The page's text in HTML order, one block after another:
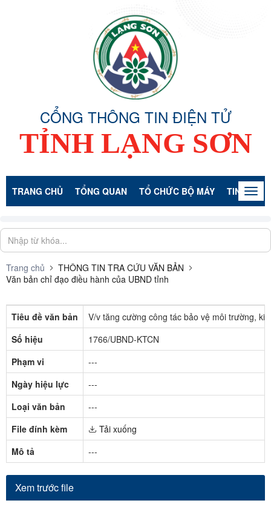
CỔNG THÔNG TIN ĐIỆN TỬ
TỈNH LẠNG SƠN
TRANG CHỦ TỔNG QUAN TỔ CHỨC BỘ MÁY TIN TỨC -
Trang chủ
THÔNG TIN TRA CỨU VĂN BẢN
Văn bản chỉ đạo điều hành của UBND tỉnh
Tiêu đề văn bản
V/v tăng cường công tác bảo vệ môi trường,
Số hiệu
1766/UBND-KTCN
Phạm vi
---
Ngày hiệu lực
---
Loại văn bản
---
File đính kèm
Tải xuống
Mô tả
---
Xem trước file